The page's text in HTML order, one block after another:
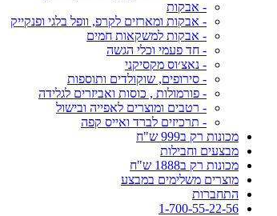
- אבקות
- אבקות ומארזים לקרפ, וופל בלגי ופנקייק
- אבקות למשקאות חמים
- חד פעמי וכלי הגשה
- נאצ׳וס מקסיקני
- סירופים, שוקולדים ותוספות
- פורמולות , כוסות ואביזרים לגלידה
- רטבים ומוצרים לאפייה ובישול
- תרכיזים לברד ואייס קפה
מכונות רק ב999 ש"ח
מבצעים וחבילות
מכונות רק ב1888 ש"ח
מוצרים משלימים במבצע
התחברות
1-700-55-22-56